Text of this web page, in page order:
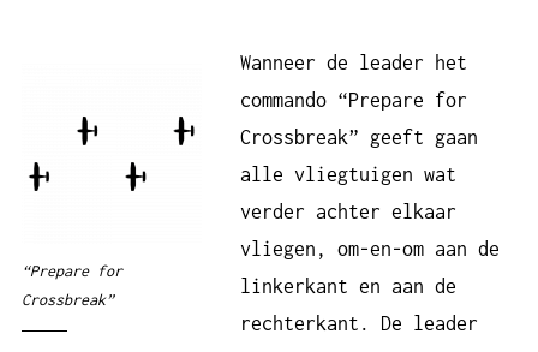
“Prepare for
Crossbreak”
Wanneer de leader het
commando “Prepare for
Crossbreak” geeft gaan
alle vliegtuigen wat
verder achter elkaar
vliegen, om-en-om aan de
linkerkant en aan de
rechterkant. De leader